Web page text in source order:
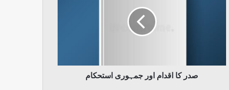
صدر کا اقدام اور جمہوری استحکام